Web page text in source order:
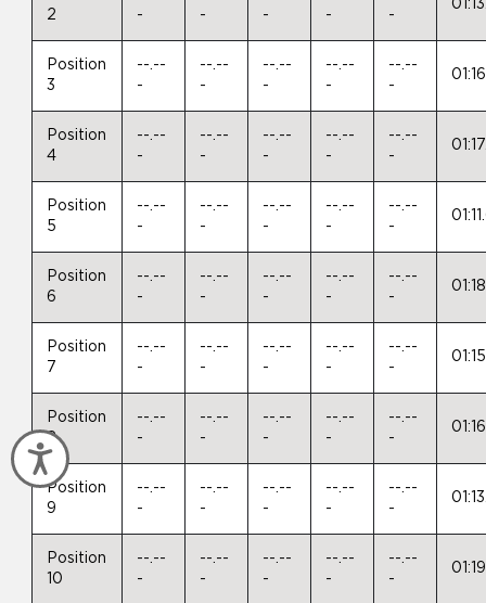
Accessibility
2
-
-
-
-
-
Position
3
--.--
-
--.--
-
--.--
-
--.--
-
--.--
-
Position
4
--.--
-
--.--
-
--.--
-
--.--
-
--.--
-
Position
5
--.--
-
--.--
-
--.--
-
--.--
-
--.--
-
Position
6
--.--
-
--.--
-
--.--
-
--.--
-
--.--
-
Position
7
--.--
-
--.--
-
--.--
-
--.--
-
--.--
-
Position
8
--.--
-
--.--
-
--.--
-
--.--
-
--.--
-
Position
9
--.--
-
--.--
-
--.--
-
--.--
-
--.--
-
Position
10
--.--
-
--.--
-
--.--
-
--.--
-
--.--
-